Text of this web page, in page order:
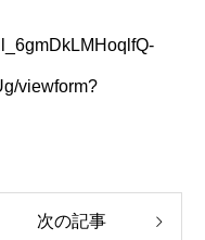
viewform?
次の記事